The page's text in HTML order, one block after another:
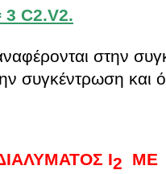
3 C2.V2.
στην
συγκέντρωση και
Ι2